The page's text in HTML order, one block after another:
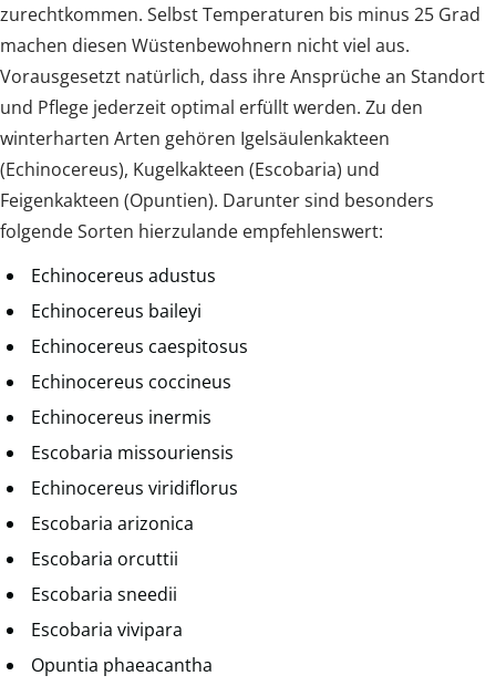
zurechtkommen. Selbst Temperaturen bis minus 25 Grad
machen diesen Wüstenbewohnern nicht viel aus.
Vorausgesetzt natürlich, dass ihre Ansprüche an Standort
und Pflege jederzeit optimal erfüllt werden. Zu den
winterharten Arten gehören Igelsäulenkakteen
(Echinocereus), Kugelkakteen (Escobaria) und
Feigenkakteen (Opuntien). Darunter sind besonders
folgende Sorten hierzulande empfehlenswert:
Echinocereus adustus
Echinocereus baileyi
Echinocereus caespitosus
Echinocereus coccineus
Echinocereus inermis
Escobaria missouriensis
Echinocereus viridiflorus
Escobaria arizonica
Escobaria orcuttii
Escobaria sneedii
Escobaria vivipara
Opuntia phaeacantha